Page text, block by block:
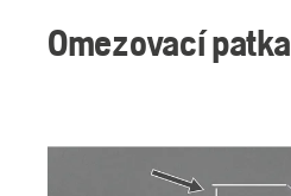
Omezovací patka